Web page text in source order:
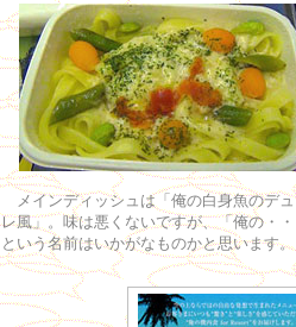
メインディッシュは「俺の白身魚のデ
レ風」。味は悪くないですが、「俺の・
という名前はいかがなものかと思いま